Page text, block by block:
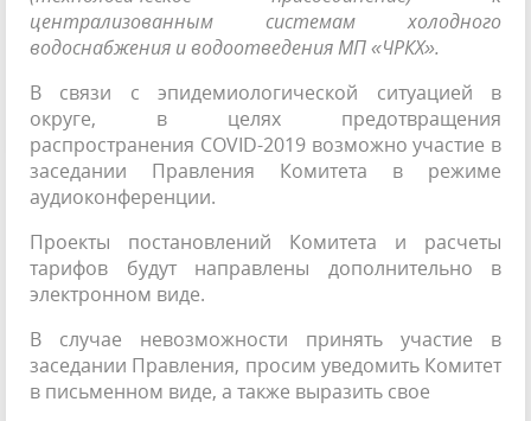
централизованным системам холодного
водоснабжения и водоотведения МП «ЧРКХ».
В связи с эпидемиологической ситуацией в
округе, в целях предотвращения
распространения COVID-2019 возможно участие в
заседании Правления Комитета в режиме
аудиоконференции.
Проекты постановлений Комитета и расчеты
тарифов будут направлены дополнительно в
электронном виде.
В случае невозможности принять участие в
заседании Правления, просим уведомить Комитет
в письменном виде, а также выразить свое